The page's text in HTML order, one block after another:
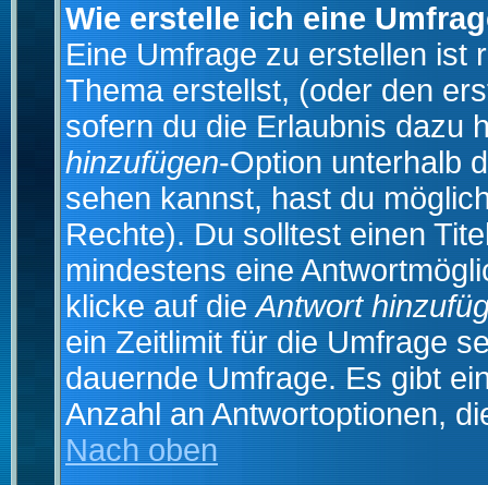
Wie erstelle ich eine
Eine Umfrage zu erstellen ist
Thema erstellst, (oder den
sofern du die Erlaubnis dazu
hinzufügen-Option unterhalb
sehen kannst, hast du
Rechte). Du solltest einen
mindestens eine
klicke auf dieAntwort
ein Zeitlimit für die Umfrage
dauernde Umfrage. Es gibt
Anzahl an Antwortoptionen,
Nach oben